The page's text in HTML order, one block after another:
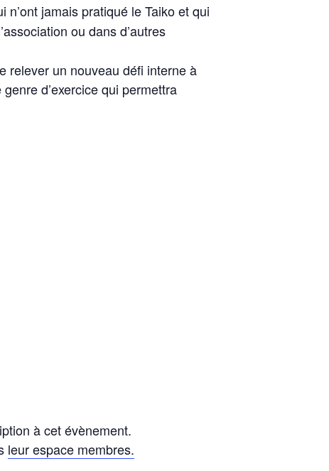
jamais pratiqué le Taiko et qui
ou dans d’autres
relever un nouveau défi interne à
d’exercice qui permettra
à cet évènement.
leur espace membres.